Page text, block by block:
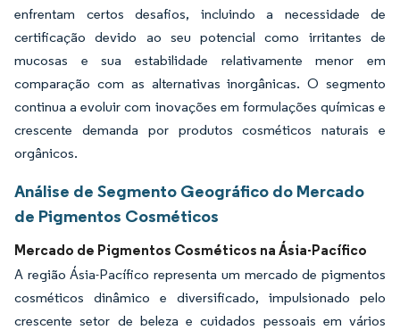
enfrentam certos desafios, incluindo a necessidade de
certificação devido ao seu potencial como irritantes de
mucosas e sua estabilidade relativamente menor em
comparação com as alternativas inorgânicas. O segmento
continua a evoluir com inovações em formulações químicas e
crescente demanda por produtos cosméticos naturais e
orgânicos.
Análise de Segmento Geográfico do Mercado
de Pigmentos Cosméticos
Mercado de Pigmentos Cosméticos na Ásia-Pacífico
A região Ásia-Pacífico representa um mercado de pigmentos
cosméticos dinâmico e diversificado, impulsionado pelo
crescente setor de beleza e cuidados pessoais em vários